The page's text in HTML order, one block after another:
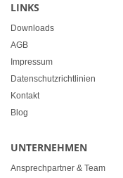
LINKS
Downloads
AGB
Impressum
Datenschutzrichtlinien
Kontakt
Blog
UNTERNEHMEN
Ansprechpartner & Team